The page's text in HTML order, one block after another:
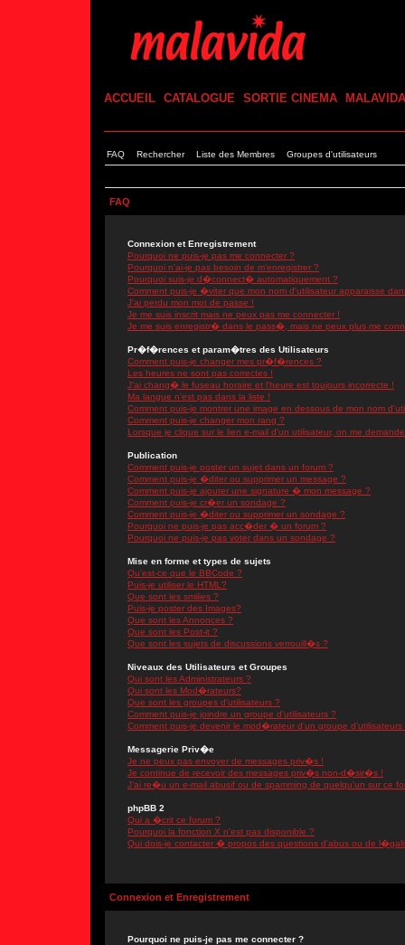
ACCUEIL CATALOGUE SORTIE CINEMA MALAVIDA
FAQ Rechercher Liste des Membres Groupes d'utilisateurs
FAQ
Connexion et Enregistrement
Pourquoi ne puis-je pas me connecter ?
Pourquoi n'ai-je pas besoin de m'enregistrer ?
Pourquoi suis-je d�connect� automatiquement ?
Comment puis-je �viter que mon nom d'utilisateur apparaisse
J'ai perdu mon mot de passe !
Je me suis inscrit mais ne peux pas me connecter !
Je me suis enregistr� dans le pass�, mais ne peux plus me
Pr�f�rences et param�tres des Utilisateurs
Comment puis-je changer mes pr�f�rences ?
Les heures ne sont pas correctes !
J'ai chang� le fuseau horaire et l'heure est toujours incorrecte !
Ma langue n'est pas dans la liste !
Comment puis-je montrer une image en dessous de mon nom
Comment puis-je changer mon rang ?
Lorsque je clique sur le lien e-mail d'un utilisateur, on me
Publication
Comment puis-je poster un sujet dans un forum ?
Comment puis-je �diter ou supprimer un message ?
Comment puis-je ajouter une signature � mon message ?
Comment puis-je cr�er un sondage ?
Comment puis-je �diter ou supprimer un sondage ?
Pourquoi ne puis-je pas acc�der � un forum ?
Pourquoi ne puis-je pas voter dans un sondage ?
Mise en forme et types de sujets
Qu'est-ce que le BBCode ?
Puis-je utiliser le HTML?
Que sont les smilies ?
Puis-je poster des Images?
Que sont les Annonces ?
Que sont les Post-it ?
Que sont les sujets de discussions verrouill�s ?
Niveaux des Utilisateurs et Groupes
Qui sont les Administrateurs ?
Qui sont les Mod�rateurs?
Que sont les groupes d'utilisateurs ?
Comment puis-je joindre un groupe d'utilisateurs ?
Comment puis-je devenir le mod�rateur d'un groupe d'utilisateurs
Messagerie Priv�e
Je ne peux pas envoyer de messages priv�s !
Je continue de recevoir des messages priv�s non-d�sir�s !
J'ai re�u un e-mail abusif ou de spamming de quelqu'un sur ce
phpBB 2
Qui a �crit ce forum ?
Pourquoi la fonction X n'est pas disponible ?
Qui dois-je contacter � propos des questions d'abus ou de
Connexion et Enregistrement
Pourquoi ne puis-je pas me connecter ?